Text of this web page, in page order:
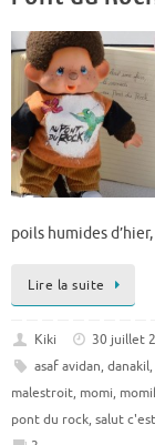
poils humides
Lire la suite
Kiki 30 juillet
asaf avidan, danakil,
malestroit, momi,
pont du rock, salut